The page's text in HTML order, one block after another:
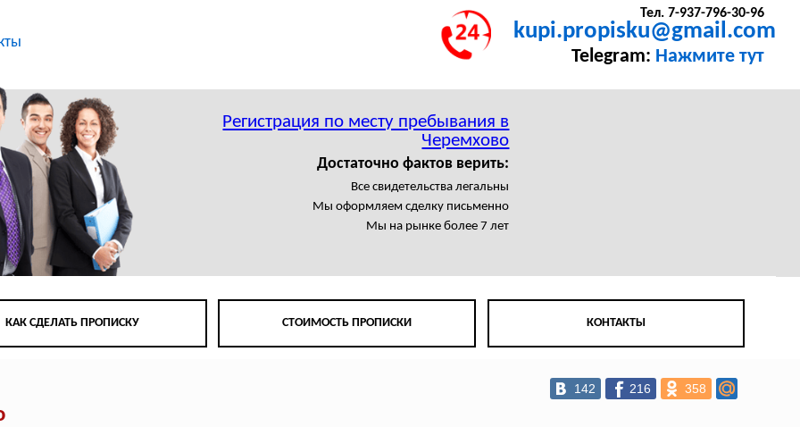
Тел. 7-937-796-30-96
kupi.propisku@gmail.com
Telegram: Нажмите тут
Регистрация по месту пребывания в
Черемхово
Достаточно фактов верить:
Все свидетельства легальны
Мы оформляем сделку письменно
Мы на рынке более 7 лет
КАК СДЕЛАТЬ ПРОПИСКУ СТОИМОСТЬ ПРОПИСКИ КОНТАКТЫ
142 216 358